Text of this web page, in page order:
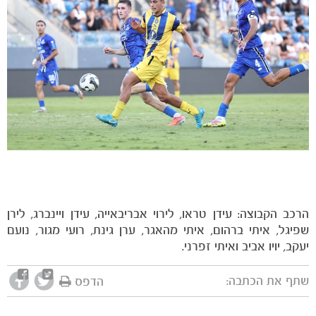
הרכב הקבוצה: עידן טראו, לירוי אבריבאייה, עידן ויינברג, לירן
שפיגל, איתי ברהום, איתי מהאגר, ערן גינת, רועי מגור, נועם
יעקב, יויו אביב ואיתי זפרני.
שתף את הכתבה: הדפס